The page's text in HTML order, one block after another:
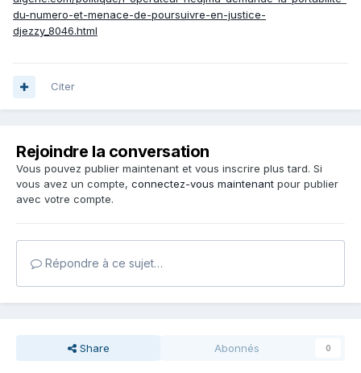
du-numero-et-menace-de-poursuivre-en-justice-
djezzy_8046.html
Citer
Rejoindre la conversation
Vous pouvez publier maintenant et vous inscrire plus tard. Si
vous avez un compte, connectez-vous maintenant pour publier
avec votre compte.
Répondre à ce sujet…
Share Abonnés 0